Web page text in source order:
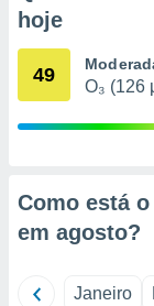
qual se
tal,
ou opor-
qualquer
hoje
49
O₃ (126
Como está
em agosto?
Janeiro